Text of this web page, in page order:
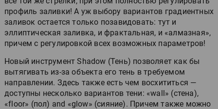
профиль заливки! А уж выбору вариантов градиентных
заливок остается только позавидовать: тут и
эллиптическая заливка, и фрактальная, и «алмазная»,
причем с регулировкой всех возможных параметров!
Новый инструмент Shadow (Тень) позволяет как бы
вытягивать из-за объекта его тень в требуемом
направлении. Здесь также есть чем восхититься —
доступны несколько вариантов тени: «wall» (стена),
«floor» (пол) and «glow» (сияние). Причем также можно